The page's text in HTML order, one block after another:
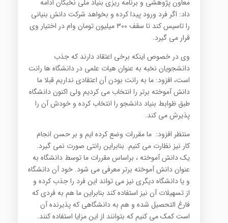
معاون پژوهشی و برنامه ریزی بنیاد ملی نخبگان ادامه
داد: اگر فرد ورود پیدا کرده و بخواهد شرکت دانش بنیانی
را تاسیس کند تا سقف ۳۰۰ میلیون تومان وام در اختیار وی
قرار می گیرد.
وی در خصوص اینکه برخی اعتقاد دارند که جذب
دانشجویان نخبه به عنوان هیات علمی در دانشگاه ها رانت
است، افزود: ما به رانت بودن آن اعتقادی نداریم قبلا ما
دانش آموخته برتر را انتخاب می کردیم ولی اکنون دانشگاه
طبق ظوابط بنیاد دانشجو را انتخاب کرده و خودش آن را
پذیرش می کند.
منتظر افزود: ما مقررات وضع کرده ایم و بر حسن انجام
کار نیز نظارت می کنیم. بنابراین رانتی صورت نمی گیرد.
یک دانش آموخته ، براساس مقررات ما توسط دانشگاه به
عنوان دانش آموخته برتر معرفی می شود. خود آن دانشگاه
و یا دانشگاه دیگری نیز می تواند این فرد را جذب کرده و
از تسهیلات آن نیز استفاده کند بنابراین ما هم به فردی که
فارغ التحصیل شده و هم به دانشگاهی که پذیرنده آن
است کمک می کنیم که بتوانند از این مزایا استفاده کنند.